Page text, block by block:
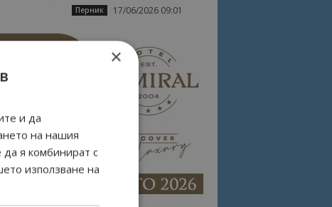
Перник 17/06/2026 09:01
×
и да
на нашия
я комбинират с
използване на